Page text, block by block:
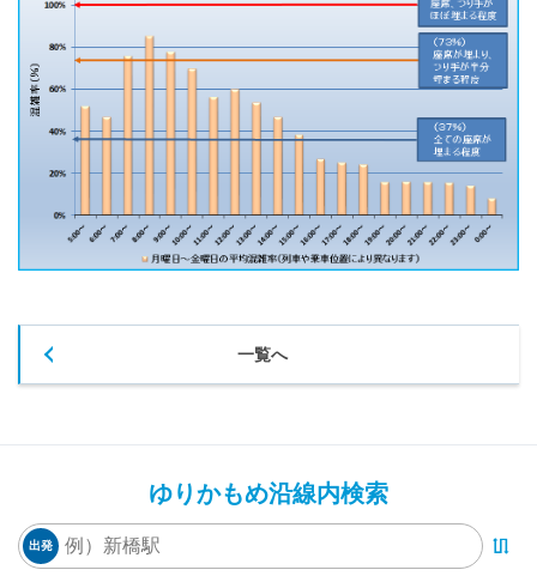
一覧へ
ゆりかもめ沿線内検索
出発